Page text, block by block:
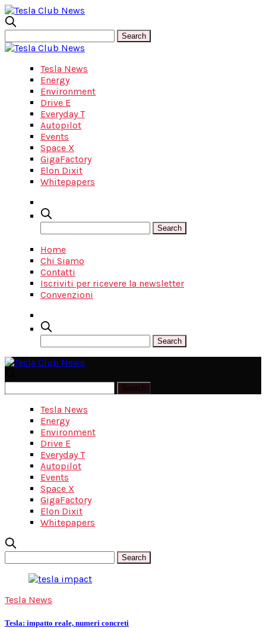
Tesla News
Energy
Environment
Drive E
Everyday T
Autopilot
Events
Space X
GigaFactory
Elon Dixit
Whitepapers
Home
Chi Siamo
Contatti
Iscriviti per ricevere la newsletter
Convenzioni
Tesla News
Energy
Environment
Drive E
Everyday T
Autopilot
Events
Space X
GigaFactory
Elon Dixit
Whitepapers
Tesla News
Tesla: impatto reale, numeri concreti